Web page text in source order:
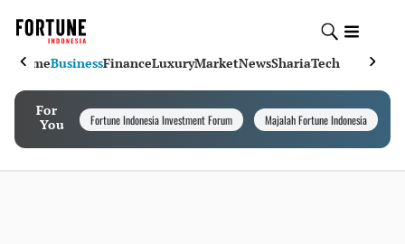
HomeBusinessFinanceLuxuryMarketNewsShariaTech
For
You
Fortune Indonesia Investment Forum Majalah Fortune Indonesia